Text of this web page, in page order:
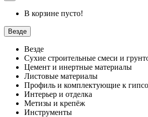
В корзине пусто!
Везде
Везде
Сухие строительные смеси и
Цемент и инертные материалы
Листовые материалы
Профиль и комплектующие к
Интерьер и отделка
Метизы и крепёж
Инструменты